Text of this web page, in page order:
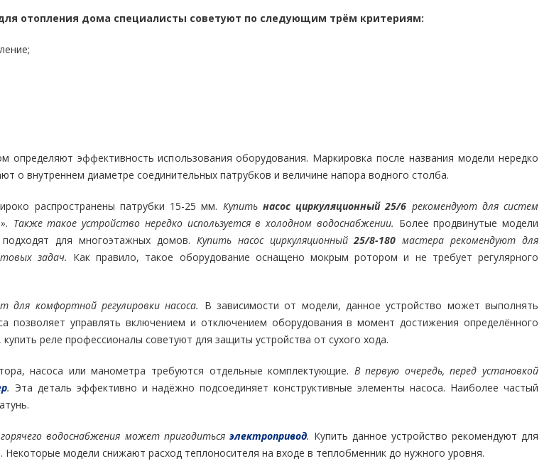
отопления дома специалисты советуют по следующим трём критериям:
определяют эффективность использования оборудования. Маркировка после названия модели нередко
о внутреннем диаметре соединительных патрубков и величине напора водного столба.
распространены патрубки 15-25 мм. Купить насос циркуляционный 25/6 рекомендуют для систем
Также такое устройство нередко используется в холодном водоснабжении. Более продвинутые модели
для многоэтажных домов. Купить насос циркуляционный25/8-180 мастера рекомендуют для
задач. Как правило, такое оборудование оснащено мокрым ротором и не требует регулярного
для комфортной регулировки насоса. В зависимости от модели, данное устройство может выполнять
позволяет управлять включением и отключением оборудования в момент достижения определённого
реле профессионалы советуют для защиты устройства от сухого хода.
насоса или манометра требуются отдельные комплектующие. В первую очередь, перед установкой
. Эта деталь эффективно и надёжно подсоединяет конструктивные элементы насоса. Наиболее частый
водоснабжения может пригодиться электропривод. Купить данное устройство рекомендуют для
Некоторые модели снижают расход теплоносителя на входе в теплобменник до нужного уровня.